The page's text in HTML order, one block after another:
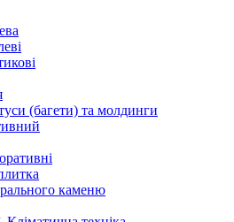
(багети) та молдинги
каменю